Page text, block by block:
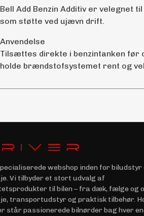
Bell Add Benzin Additiv er velegnet
som støtte ved ujævn drift.
Anvendelse
Tilsættes direkte i benzintanken før
holde brændstofsystemet rent og
webshop inden for biludstyr
Vi tilbyder et stort udvalg af
til bilen – fra dæk, fælge og
transportudstyr og praktisk tilbehør.
står passionerede bilnørder bag hver